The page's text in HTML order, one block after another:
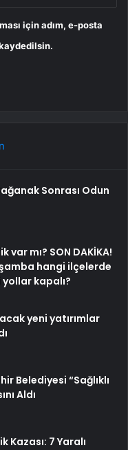
için adım, e-posta
Sonrası Odun
mı? SON DAKİKA!
hangi ilçelerde
kapalı?
yeni yatırımlar
Belediyesi “Sağlıklı
Aldı
Kazası: 7 Yaralı